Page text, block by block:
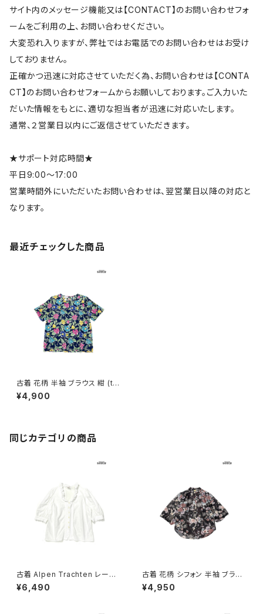
サイト内のメッセージ機能又は【CONTACT】のお問い合わせフォ
ームをご利用の上、お問い合わせください。
大変恐れ入りますが、弊社ではお電話でのお問い合わせはお受け
しておりません。
正確かつ迅速に対応させていただく為、お問い合わせは【CONTA
CT】のお問い合わせフォームからお願いしております。ご入力いた
だいた情報をもとに、適切な担当者が迅速に対応いたします。
通常、２営業日以内にご返信させていただきます。
★サポート対応時間★
平日9:00～17:00
営業時間外にいただいたお問い合わせは、翌営業日以降の対応と
なります。
最近チェックした商品
古着 花柄 半袖 ブラウス 紺 (ttu
2504041)
¥4,900
同じカテゴリの商品
古着 Alpen Trachten レース
無地 コットン100％ 五分袖 ブラ
ウス 白 生成り (ttu2605037)
¥6,490
古着 花柄 シフォン 半袖 ブラウ
ス 黒 (ttu2605043)
¥4,950